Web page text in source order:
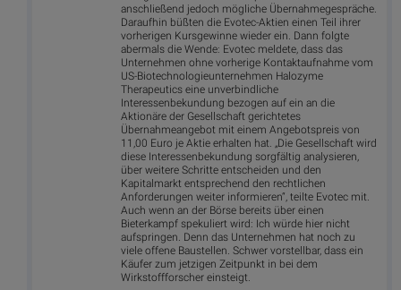
anschließend jedoch mögliche Übernahmegespräche.
Daraufhin büßten die Evotec-Aktien einen Teil ihrer
vorherigen Kursgewinne wieder ein. Dann folgte
abermals die Wende: Evotec meldete, dass das
Unternehmen ohne vorherige Kontaktaufnahme vom
US-Biotechnologieunternehmen Halozyme
Therapeutics eine unverbindliche
Interessenbekundung bezogen auf ein an die
Aktionäre der Gesellschaft gerichtetes
Übernahmeangebot mit einem Angebotspreis von
11,00 Euro je Aktie erhalten hat. „Die Gesellschaft wird
diese Interessenbekundung sorgfältig analysieren,
über weitere Schritte entscheiden und den
Kapitalmarkt entsprechend den rechtlichen
Anforderungen weiter informieren“, teilte Evotec mit.
Auch wenn an der Börse bereits über einen
Bieterkampf spekuliert wird: Ich würde hier nicht
aufspringen. Denn das Unternehmen hat noch zu
viele offene Baustellen. Schwer vorstellbar, dass ein
Käufer zum jetzigen Zeitpunkt in bei dem
Wirkstoffforscher einsteigt.